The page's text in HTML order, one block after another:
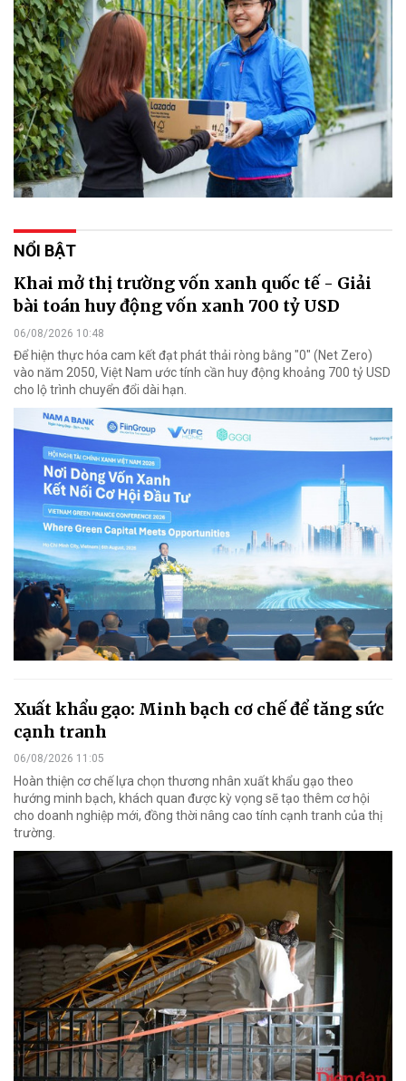
NỔI BẬT
Khai mở thị trường vốn xanh quốc tế - Giải
bài toán huy động vốn xanh 700 tỷ USD
06/08/2026 10:48
Để hiện thực hóa cam kết đạt phát thải ròng bằng "0" (Net Zero)
vào năm 2050, Việt Nam ước tính cần huy động khoảng 700 tỷ USD
cho lộ trình chuyển đổi dài hạn.
Xuất khẩu gạo: Minh bạch cơ chế để tăng sức
cạnh tranh
06/08/2026 11:05
Hoàn thiện cơ chế lựa chọn thương nhân xuất khẩu gạo theo
hướng minh bạch, khách quan được kỳ vọng sẽ tạo thêm cơ hội
cho doanh nghiệp mới, đồng thời nâng cao tính cạnh tranh của thị
trường.